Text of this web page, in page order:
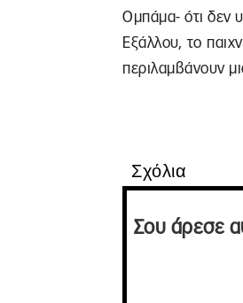
Ομπάμα- ότι δεν
Εξάλλου, το
περιλαμβάνουν
Σχόλια
Σου άρεσε